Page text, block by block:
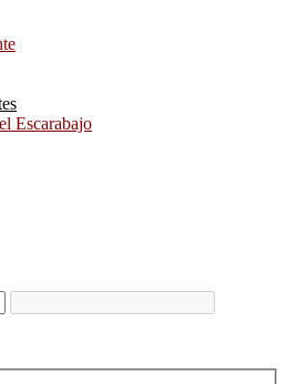
Escarabajo